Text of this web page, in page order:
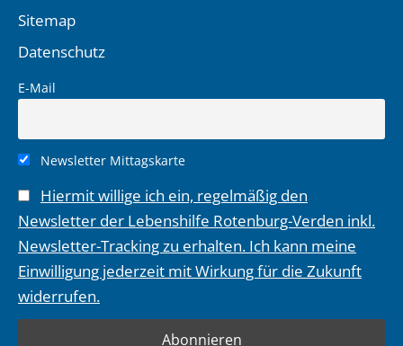
Sitemap
Datenschutz
E-Mail
Newsletter Mittagskarte
Hiermit willige ich ein, regelmäßig den
Newsletter der Lebenshilfe Rotenburg-Verden inkl.
Newsletter-Tracking zu erhalten. Ich kann meine
Einwilligung jederzeit mit Wirkung für die Zukunft
widerrufen.